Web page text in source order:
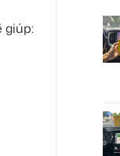
giúp: